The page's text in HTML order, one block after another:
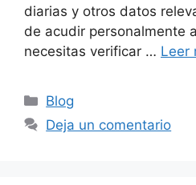
diarias y otros datos
de acudir personalmente
necesitas verificar … Leer
Categorías
Blog
Deja un comentario